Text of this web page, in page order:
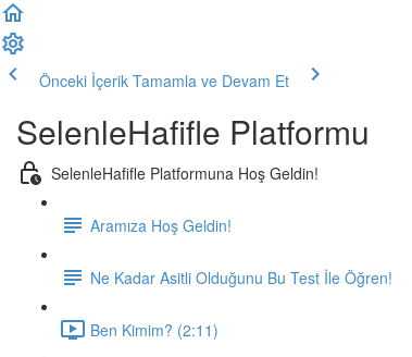
Önceki İçerik Tamamla ve Devam Et
SelenleHafifle Platformu
SelenleHafifle Platformuna Hoş Geldin!
Aramıza Hoş Geldin!
Ne Kadar Asitli Olduğunu Bu Test İle Öğren!
Ben Kimim? (2:11)